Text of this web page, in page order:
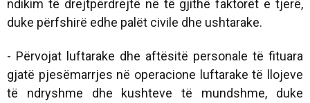
ndikim të drejtpërdrejtë në të gjithë faktorët e tjerë,
duke përfshirë edhe palët civile dhe ushtarake.
- Përvojat luftarake dhe aftësitë personale të fituara
gjatë pjesëmarrjes në operacione luftarake të llojeve
të ndryshme dhe kushteve të mundshme, duke